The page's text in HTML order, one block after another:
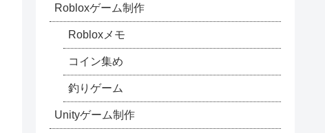
Robloxゲーム制作
Robloxメモ
コイン集め
釣りゲーム
Unityゲーム制作